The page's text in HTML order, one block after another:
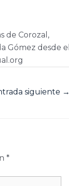
de Corozal,
Gómez desde el
siguiente →
*